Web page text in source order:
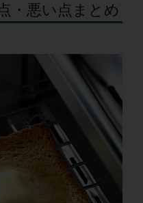
・悪い点まとめ